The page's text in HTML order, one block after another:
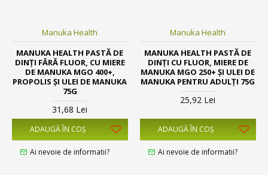
Manuka Health
MANUKA HEALTH PASTĂ DE
DINȚI FĂRĂ FLUOR, CU MIERE
DE MANUKA MGO 400+,
PROPOLIS ȘI ULEI DE MANUKA
75G
31,68 Lei
ADAUGĂ ÎN COŞ
Ai nevoie de informatii?
Manuka Health
MANUKA HEALTH PASTĂ DE
DINȚI CU FLUOR, MIERE DE
MANUKA MGO 250+ ȘI ULEI DE
MANUKA PENTRU ADULȚI 75G
25,92 Lei
ADAUGĂ ÎN COŞ
Ai nevoie de informatii?